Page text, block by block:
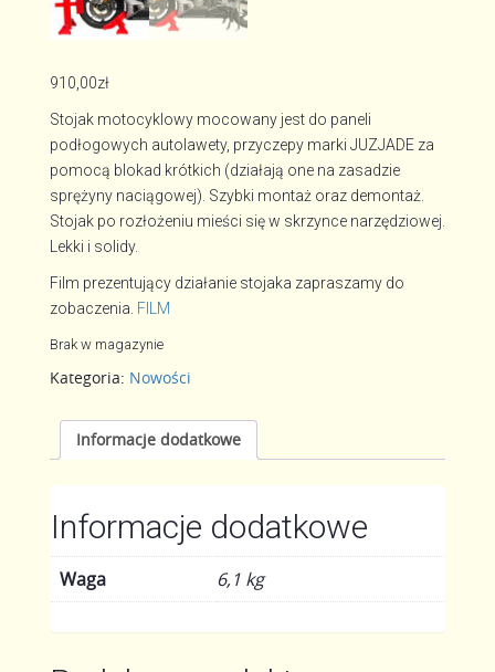
910,00zł
Stojak motocyklowy mocowany jest do paneli
podłogowych autolawety, przyczepy marki JUZJADE za
pomocą blokad krótkich (działają one na zasadzie
sprężyny naciągowej). Szybki montaż oraz demontaż.
Stojak po rozłożeniu mieści się w skrzynce narzędziowej.
Lekki i solidy.
Film prezentujący działanie stojaka zapraszamy do
zobaczenia. FILM
Brak w magazynie
Kategoria: Nowości
Informacje dodatkowe
Informacje dodatkowe
Waga 6,1 kg